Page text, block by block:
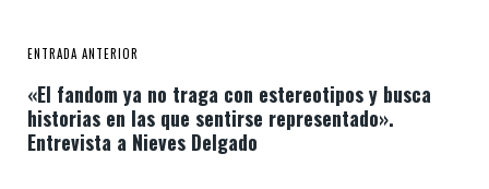
ENTRADA ANTERIOR
«El fandom ya no traga con estereotipos y busca
historias en las que sentirse representado».
Entrevista a Nieves Delgado